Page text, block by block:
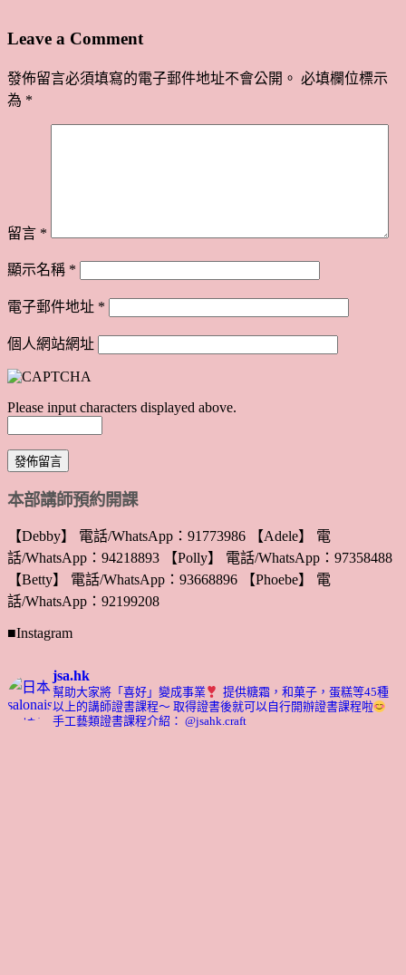
Leave a Comment
發佈留言必須填寫的電子郵件地址不會公開。 必填欄位標示
為 *
留言 *
顯示名稱 *
電子郵件地址 *
個人網站網址
Please input characters displayed above.
本部講師預約開課
【Debby】 電話/WhatsApp：91773986 【Adele】 電
話/WhatsApp：94218893 【Polly】 電話/WhatsApp：97358488
【Betty】 電話/WhatsApp：93668896 【Phoebe】 電
話/WhatsApp：92199208
■Instagram
jsa.hk
幫助大家將「喜好」變成事業
提供糖霜，和菓子，蛋糕等45種
以上的講師證書課程～ 取得證書後就可以自行開辦證書課程啦
手工藝類證書課程介紹： @jsahk.craft